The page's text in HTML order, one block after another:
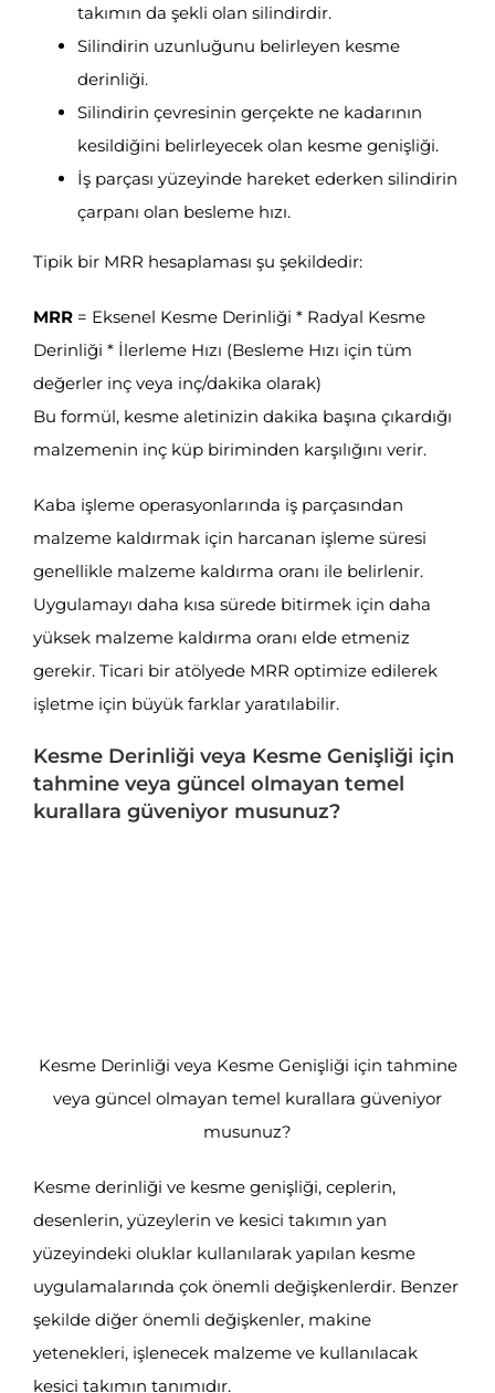
takımın da şekli olan silindirdir.
Silindirin uzunluğunu belirleyen kesme
derinliği.
Silindirin çevresinin gerçekte ne kadarının
kesildiğini belirleyecek olan kesme genişliği.
İş parçası yüzeyinde hareket ederken silindirin
çarpanı olan besleme hızı.
Tipik bir MRR hesaplaması şu şekildedir:
MRR= Eksenel Kesme Derinliği * Radyal Kesme
Derinliği * İlerleme Hızı (Besleme Hızı için tüm
değerler inç veya inç/dakika olarak)
Bu formül, kesme aletinizin dakika başına çıkardığı
malzemenin inç küp biriminden karşılığını verir.
Kaba işleme operasyonlarında iş parçasından
malzeme kaldırmak için harcanan işleme süresi
genellikle malzeme kaldırma oranı ile belirlenir.
Uygulamayı daha kısa sürede bitirmek için daha
yüksek malzeme kaldırma oranı elde etmeniz
gerekir. Ticari bir atölyede MRR optimize edilerek
işletme için büyük farklar yaratılabilir.
Kesme Derinliği veya Kesme Genişliği için
tahmine veya güncel olmayan temel
kurallara güveniyor musunuz?
Kesme Derinliği veya Kesme Genişliği için tahmine
veya güncel olmayan temel kurallara güveniyor
musunuz?
Kesme derinliği ve kesme genişliği, ceplerin,
desenlerin, yüzeylerin ve kesici takımın yan
yüzeyindeki oluklar kullanılarak yapılan kesme
uygulamalarında çok önemli değişkenlerdir. Benzer
şekilde diğer önemli değişkenler, makine
yetenekleri, işlenecek malzeme ve kullanılacak
kesici takımın tanımıdır.